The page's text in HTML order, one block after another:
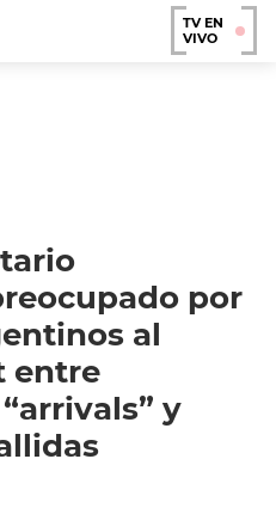
TV EN
VIVO
por
al
entre
y